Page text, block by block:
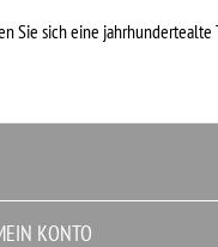
Sie sich eine
KONTO